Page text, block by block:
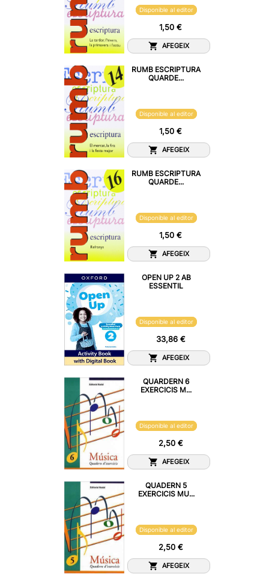
Disponible al editor
1,50 €
AFEGEIX
RUMB ESCRIPTURA
QUARDE...
Disponible al editor
1,50 €
AFEGEIX
RUMB ESCRIPTURA
QUARDE...
Disponible al editor
1,50 €
AFEGEIX
OPEN UP 2 AB
ESSENTIL
Disponible al editor
33,86 €
AFEGEIX
QUARDERN 6
EXERCICIS M...
Disponible al editor
2,50 €
AFEGEIX
QUADERN 5
EXERCICIS MU...
Disponible al editor
2,50 €
AFEGEIX